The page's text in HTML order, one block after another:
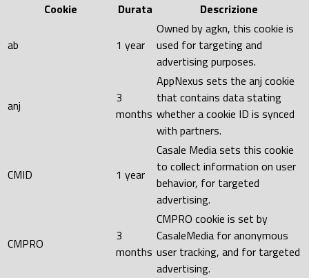
Cookie
Durata Descrizione
ab 1 year
Owned by agkn, this cookie is
used for targeting and
advertising purposes.
anj
3
months
AppNexus sets the anj cookie
that contains data stating
whether a cookie ID is synced
with partners.
CMID 1 year
Casale Media sets this cookie
to collect information on user
behavior, for targeted
advertising.
CMPRO
3
months
CMPRO cookie is set by
CasaleMedia for anonymous
user tracking, and for targeted
advertising.